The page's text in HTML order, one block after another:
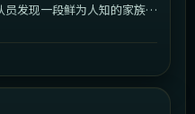
发现一段鲜为人知的家族秘